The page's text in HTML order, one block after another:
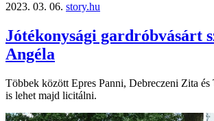
2023. 03. 06. story.hu
Jótékonysági gardróbvásárt
Angéla
Többek között Epres Panni, Debreczeni Zita
is lehet majd licitálni.